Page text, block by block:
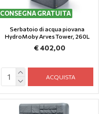
CONSEGNA GRATUITA
Serbatoio di acqua piovana
HydroMoby Arves Tower, 260L
€ 402,00
ACQUISTA